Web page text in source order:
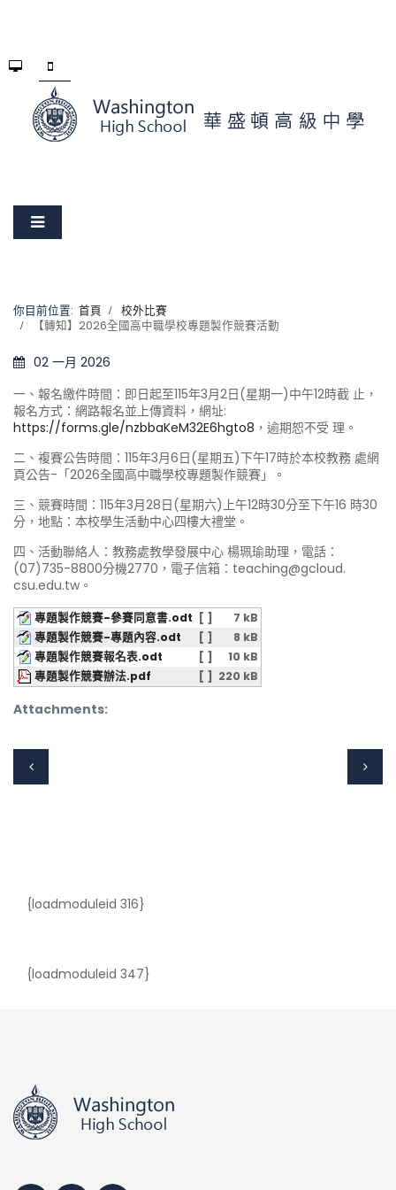
你目前位置: 首頁
校外比賽
【轉知】2026全國高中職學校專題製作競賽活動
02 一月 2026
一、報名繳件時間：即日起至115年3月2日(星期一)中午12時截 止，
報名方式：網路報名並上傳資料，網址:
https://forms.gle/nzbbaKeM32E6hgto8 ，逾期恕不受 理。
二、複賽公告時間：115年3月6日(星期五)下午17時於本校教務 處網
頁公告-「2026全國高中職學校專題製作競賽」。
三、競賽時間：115年3月28日(星期六)上午12時30分至下午16 時30
分，地點：本校學生活動中心四樓大禮堂。
四、活動聯絡人：教務處教學發展中心 楊珮瑜助理，電話：
(07)735-8800分機2770，電子信箱：teaching@gcloud.
csu.edu.tw。
Attachments:
專題製作競賽-參賽同意書.odt [ ]
7 kB
專題製作競賽-專題內容.odt
[ ]
8 kB
專題製作競賽報名表.odt
[ ]
10 kB
專題製作競賽辦法.pdf
[ ] 220 kB
{loadmoduleid 316}
{loadmoduleid 347}